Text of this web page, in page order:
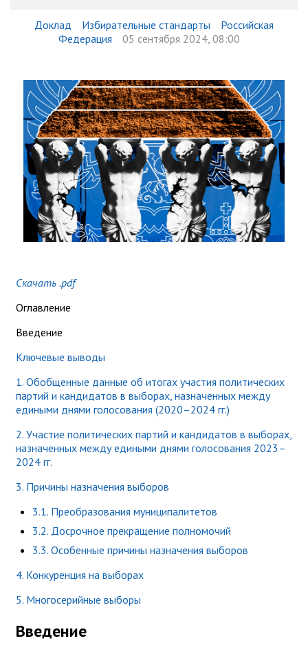
Доклад Избирательные стандарты
Российская
Федерация
05 сентября 2024, 08:00
Скачать .pdf
Оглавление
Введение
Ключевые выводы
1. Обобщенные данные об итогах участия политических
партий и кандидатов в выборах, назначенных между
едиными днями голосования (2020–2024 гг.)
2. Участие политических партий и кандидатов в выборах,
назначенных между едиными днями голосования 2023–
2024 гг.
3. Причины назначения выборов
3.1. Преобразования муниципалитетов
3.2. Досрочное прекращение полномочий
3.3. Особенные причины назначения выборов
4. Конкуренция на выборах
5. Многосерийные выборы
Введение